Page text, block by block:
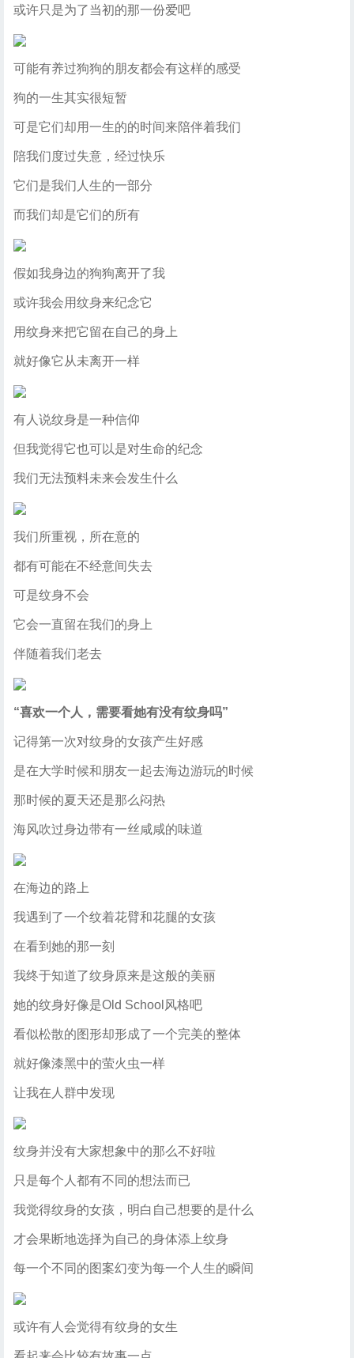
或许只是为了当初的那一份爱吧
可能有养过狗狗的朋友都会有这样的感受
狗的一生其实很短暂
可是它们却用一生的的时间来陪伴着我们
陪我们度过失意，经过快乐
它们是我们人生的一部分
而我们却是它们的所有
假如我身边的狗狗离开了我
或许我会用纹身来纪念它
用纹身来把它留在自己的身上
就好像它从未离开一样
有人说纹身是一种信仰
但我觉得它也可以是对生命的纪念
我们无法预料未来会发生什么
我们所重视，所在意的
都有可能在不经意间失去
可是纹身不会
它会一直留在我们的身上
伴随着我们老去
“喜欢一个人，需要看她有没有纹身吗”
记得第一次对纹身的女孩产生好感
是在大学时候和朋友一起去海边游玩的时候
那时候的夏天还是那么闷热
海风吹过身边带有一丝咸咸的味道
在海边的路上
我遇到了一个纹着花臂和花腿的女孩
在看到她的那一刻
我终于知道了纹身原来是这般的美丽
她的纹身好像是Old School风格吧
看似松散的图形却形成了一个完美的整体
就好像漆黑中的萤火虫一样
让我在人群中发现
纹身并没有大家想象中的那么不好啦
只是每个人都有不同的想法而已
我觉得纹身的女孩，明白自己想要的是什么
才会果断地选择为自己的身体添上纹身
每一个不同的图案幻变为每一个人生的瞬间
或许有人会觉得有纹身的女生